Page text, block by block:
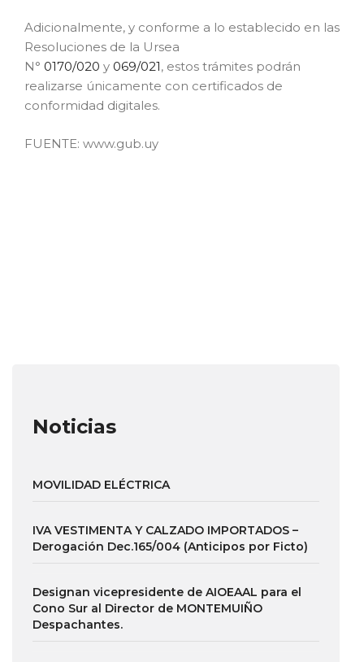
Adicionalmente, y conforme a lo establecido en las
Resoluciones de la Ursea
N° 0170/020 y 069/021, estos trámites podrán
realizarse únicamente con certificados de
conformidad digitales.
FUENTE: www.gub.uy
Noticias
MOVILIDAD ELÉCTRICA
IVA VESTIMENTA Y CALZADO IMPORTADOS –
Derogación Dec.165/004 (Anticipos por Ficto)
Designan vicepresidente de AIOEAAL para el
Cono Sur al Director de MONTEMUIÑO
Despachantes.